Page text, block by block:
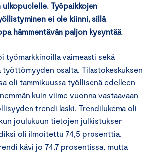
Työpaikkojen
ei ole kiinni, sillä
hämmentävän paljon kysyntää.
työmarkkinoilla vaimeasti sekä
osalta. Tilastokeskuksen
oli tammikuussa työllisenä edelleen
kuin viime vuonna vastaavaan
trendi laski. Trendilukema oli
joulukuun tietojen julkistuksen
oli ilmoitettu 74,5 prosenttia.
kävi jo 74,7 prosentissa, mutta